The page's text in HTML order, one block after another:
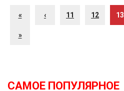
« ‹ 11 12 13
»
САМОЕ ПОПУЛЯРНОЕ